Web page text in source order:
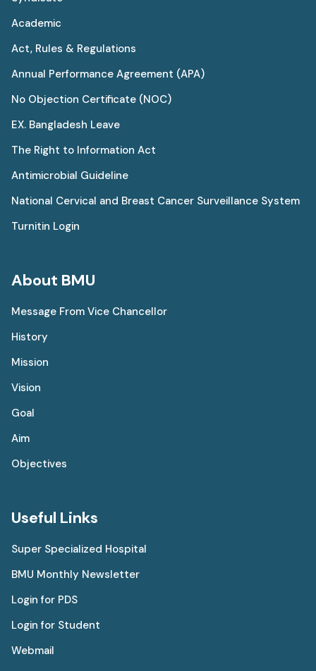
Academic
Act, Rules & Regulations
Annual Performance Agreement (APA)
No Objection Certificate (NOC)
EX. Bangladesh Leave
The Right to Information Act
Antimicrobial Guideline
National Cervical and Breast Cancer Surveillance System
Turnitin Login
About BMU
Message From Vice Chancellor
History
Mission
Vision
Goal
Aim
Objectives
Useful Links
Super Specialized Hospital
BMU Monthly Newsletter
Login for PDS
Login for Student
Webmail